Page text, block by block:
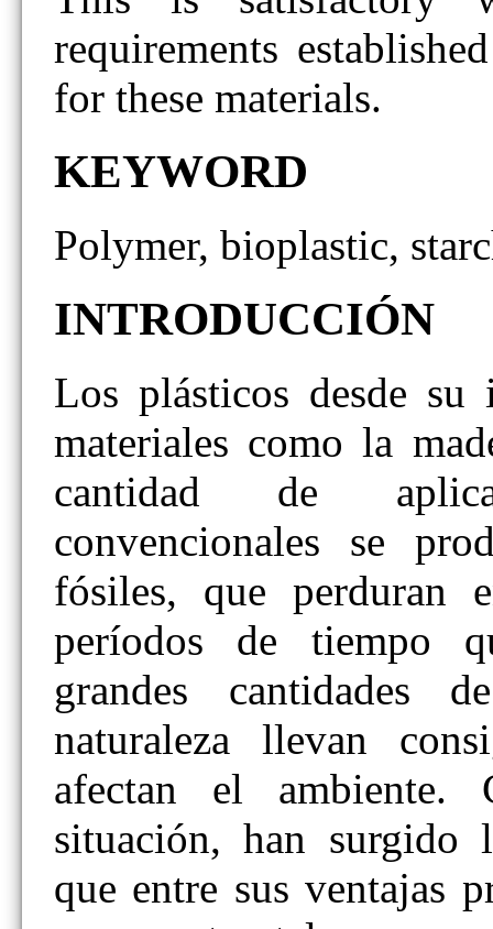
requirements
for these materials.
KEYWORD
Polymer, bioplastic,
INTRODUCCIÓN
Los plásticos desde su
materiales como la
cantidad de
convencionales se
fósiles, que perduran
períodos de tiempo
grandes cantidades
naturaleza llevan
afectan el ambiente.
situación, han surgido
que entre sus ventajas